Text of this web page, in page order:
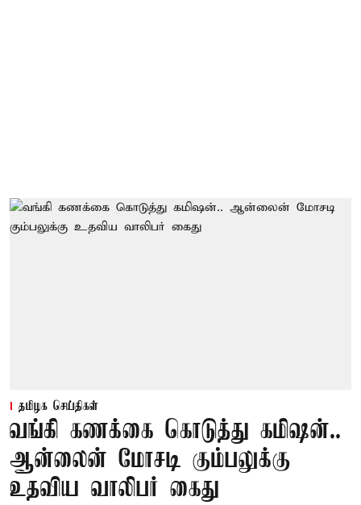
தமிழக செய்திகள்
வங்கி கணக்கை கொடுத்து கமிஷன்..
ஆன்லைன் மோசடி கும்பலுக்கு
உதவிய வாலிபர் கைது